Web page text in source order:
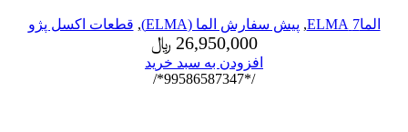
الما7 ELMA , پیش سفارش الما (ELMA) , قطعات اکسل پژو
26,950,000 ﷼
افزودن به سبد خرید
/*99586587347*/